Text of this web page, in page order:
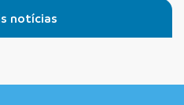
notícias